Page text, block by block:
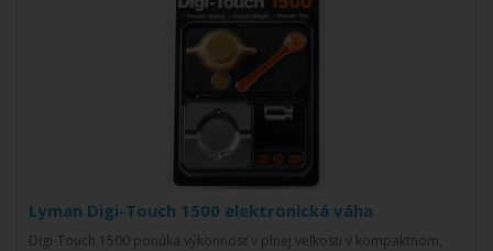
Lyman Digi-Touch 1500 elektronická váha
Digi-Touch 1500 ponúka výkonnosť v plnej veľkosti v kompaktnom,